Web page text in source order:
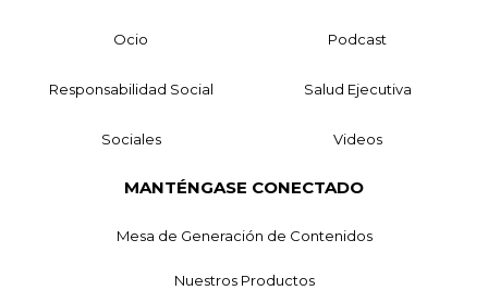
Ocio Podcast
Responsabilidad Social Salud Ejecutiva
Sociales Videos
MANTÉNGASE CONECTADO
Mesa de Generación de Contenidos
Nuestros Productos